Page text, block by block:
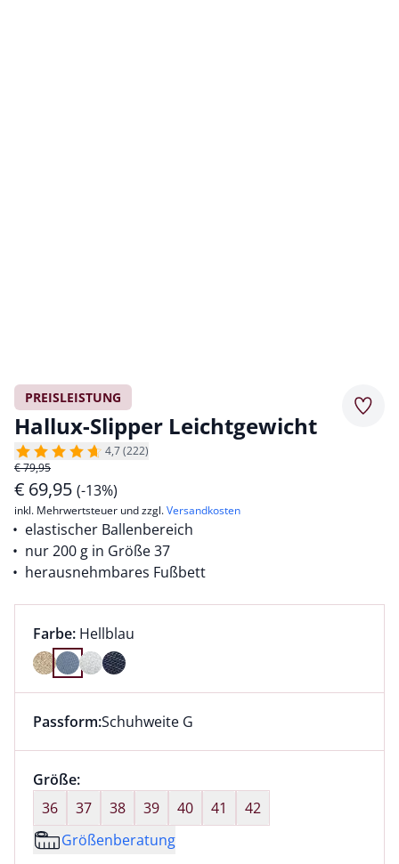
PREISLEISTUNG
Hallux-Slipper Leichtgewicht
4,7 (222)
€ 79,95
€ 69,95 (-13%)
inkl. Mehrwertsteuer und zzgl.Versandkosten
elastischer Ballenbereich
nur 200 g in Größe 37
herausnehmbares Fußbett
Farbauswahl:
Farbe: aktuell ausgewählt:
Hellblau
Farbe Hellblau ausgewählt
Dieser Artikel hat die Passform Schuhweite G. für
Passform:Schuhweite G
Größenauswahl:
Größe:nichts ausgewählt
36
37 38 39 40 41
42
Größenberatung